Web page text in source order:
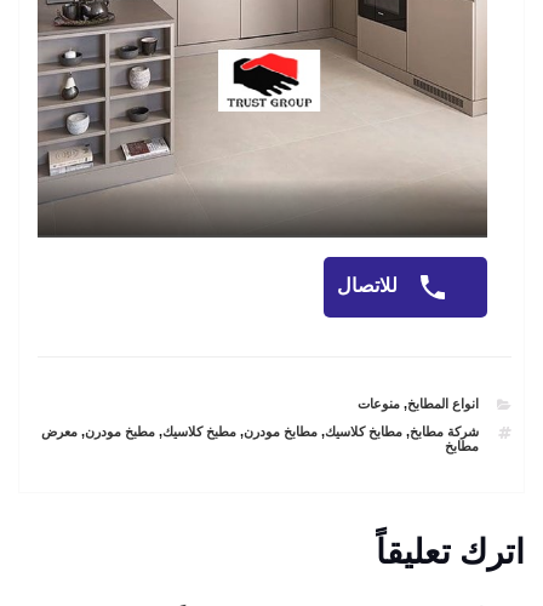
للاتصال
CATEGORIES
انواع المطابخ,منوعات
TAGS
شركة مطابخ,مطابخ كلاسيك,مطابخ مودرن,مطبخ كلاسيك,مطبخ مودرن,معرض
مطابخ
اترك تعليقاً